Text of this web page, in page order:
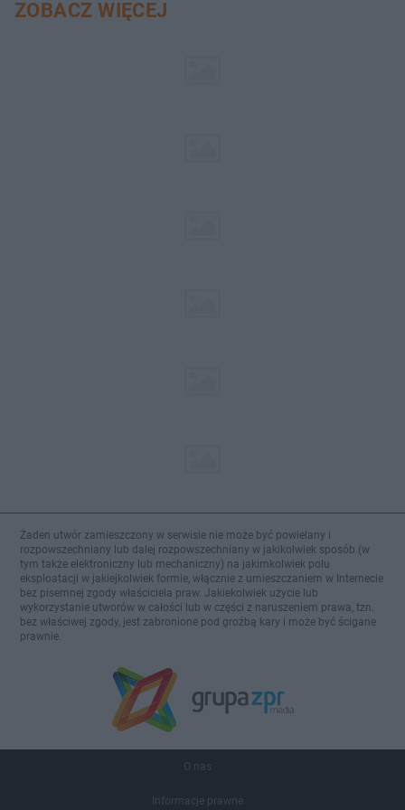
ZOBACZ WIĘCEJ
Żaden utwór zamieszczony w serwisie nie może być powielany i
rozpowszechniany lub dalej rozpowszechniany w jakikolwiek sposób (w
tym także elektroniczny lub mechaniczny) na jakimkolwiek polu
eksploatacji w jakiejkolwiek formie, włącznie z umieszczaniem w Internecie
bez pisemnej zgody właściciela praw. Jakiekolwiek użycie lub
wykorzystanie utworów w całości lub w części z naruszeniem prawa, tzn.
bez właściwej zgody, jest zabronione pod groźbą kary i może być ścigane
prawnie.
O nas
Informacje prawne